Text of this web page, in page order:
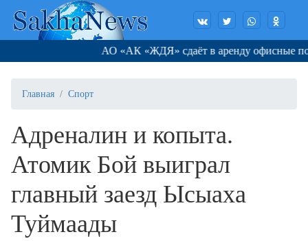
АО «АК «ЖДЯ» сдаёт в аренду офисные
Главная Спорт
Адреналин и копыта.
Атомик Бой выиграл
главный заезд Ысыаха
Туймаады